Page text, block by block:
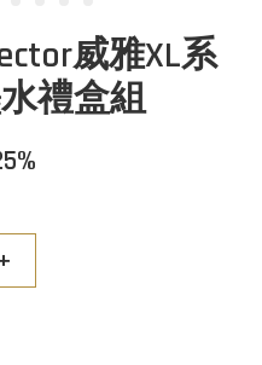
威雅XL系
禮盒組
+